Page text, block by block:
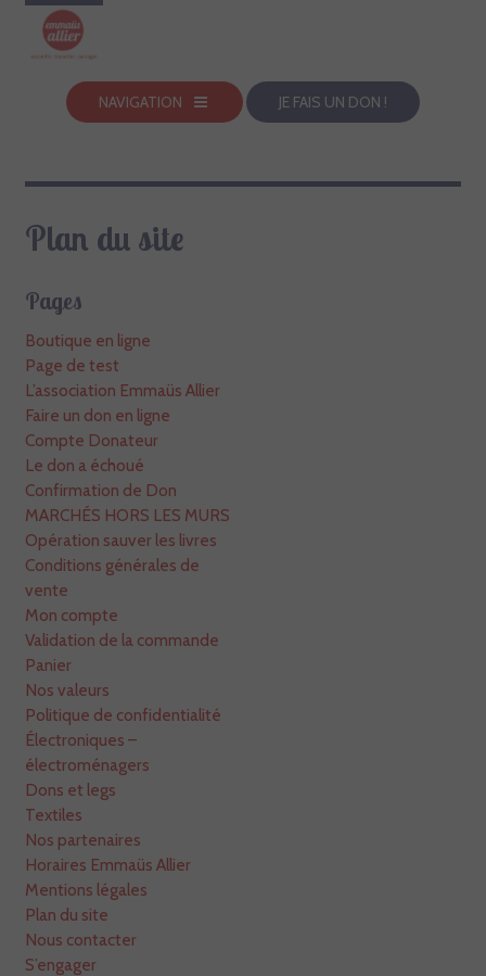
NAVIGATION JE FAIS UN DON !
Plan du site
Pages
Boutique en ligne
Page de test
L’association Emmaüs Allier
Faire un don en ligne
Compte Donateur
Le don a échoué
Confirmation de Don
MARCHÉS HORS LES MURS
Opération sauver les livres
Conditions générales de
vente
Mon compte
Validation de la commande
Panier
Nos valeurs
Politique de confidentialité
Électroniques –
électroménagers
Dons et legs
Textiles
Nos partenaires
Horaires Emmaüs Allier
Mentions légales
Plan du site
Nous contacter
S’engager